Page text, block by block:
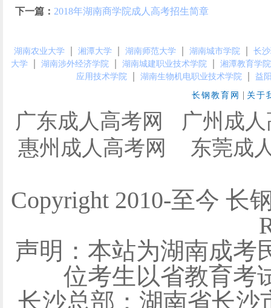
下一篇： 2018年湖南商学院成人高考招生简章
湖南农业大学 湘潭大学 湖南师范大学 湖南城市学院
长
大学
湖南涉外经济学院 湖南城建职业技术学院
湘潭教育学院
应用技术学院
湖南生物机电职业技术学院 益
长钢教育网 | 关于
广东成人高考网
广州成
惠州成人高考网
东莞成
Copyright 2010-至今 长
声明：本站为湖南成考
位考生以省教育考
长沙总部：湖南省长沙